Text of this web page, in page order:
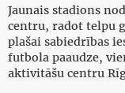
Jaunais stadions
centru, radot telpu
plašai sabiedrības
futbola paaudze,
aktivitāšu centru